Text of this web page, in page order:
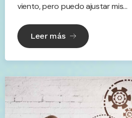
viento, pero puedo ajustar mis...
Leer más